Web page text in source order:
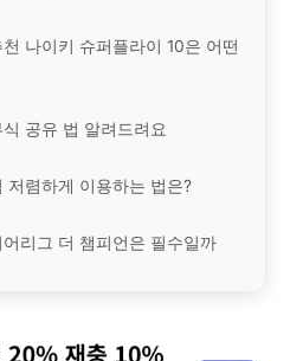
나이키 슈퍼플라이 10은 어떤
공유 법 알려드려요
저렴하게 이용하는 법은?
리그 더 챔피언은 필수일까